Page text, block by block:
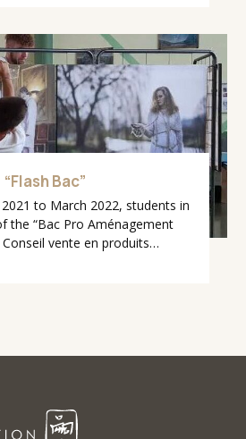
“Flash Bac”
to March 2022, students in
the “Bac Pro Aménagement
vente en produits…